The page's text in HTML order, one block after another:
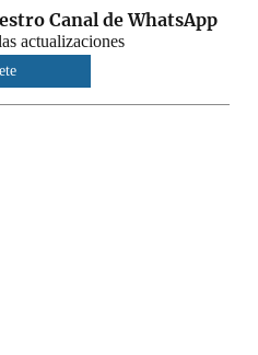
Canal de WhatsApp
actualizaciones